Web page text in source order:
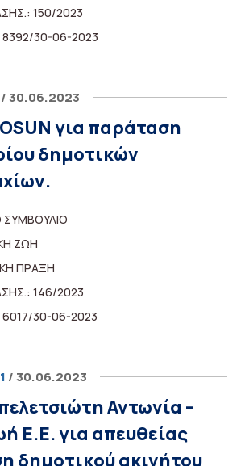
150/2023
30-06-2023
/ 30.06.2023
για παράταση
δημοτικών
ΖΩΗ
ΠΡΑΞΗ
146/2023
30-06-2023
/ 30.06.2023
Αντωνία –
Ε.Ε. για απευθείας
δημοτικού ακινήτου